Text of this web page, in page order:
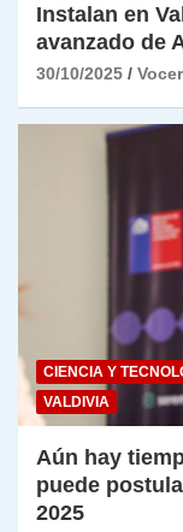
Instalan en
avanzado de
30/10/2025
CIENCIA Y
VALDIVIA
Aún hay
puede
2025